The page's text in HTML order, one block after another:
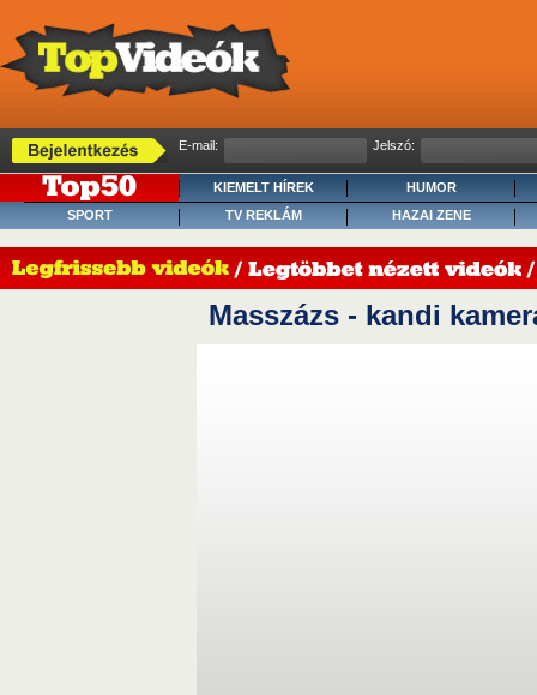
E-mail: Jelszó:
KIEMELT HÍREK
HUMOR
SPORT
TV REKLÁM HAZAI ZENE
Masszázs - kandi